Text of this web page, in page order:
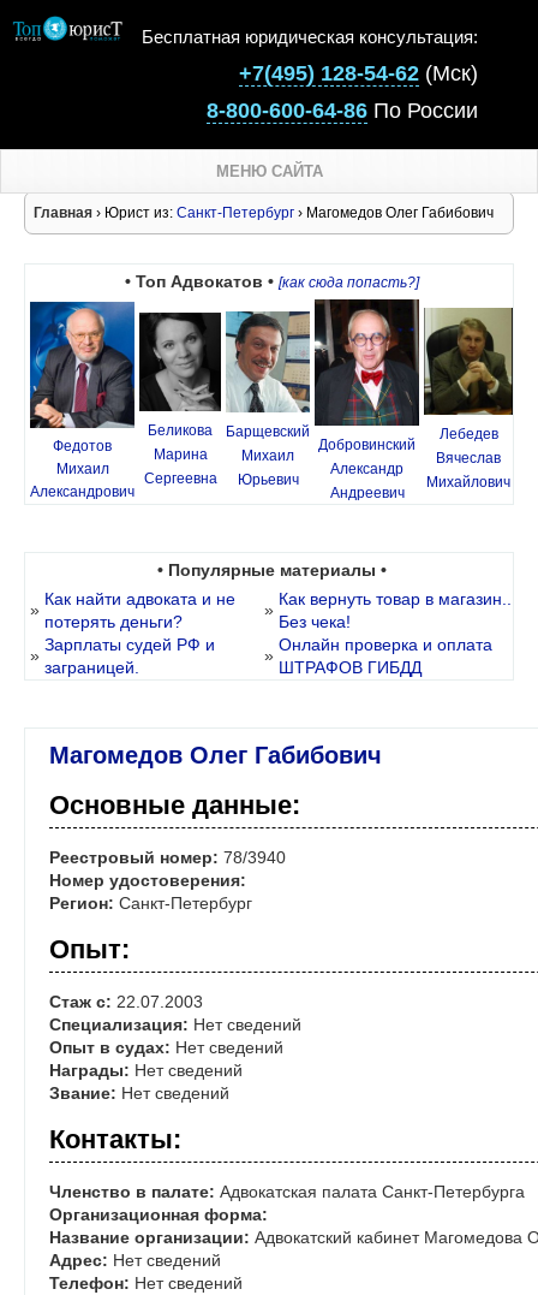
Бесплатная юридическая консультация:
+7(495) 128-54-62 (Мск)
8-800-600-64-86 По России
МЕНЮ САЙТА
Главная › Юрист из: Санкт-Петербург › Магомедов Олег Габибович
• Топ Адвокатов • [как сюда попасть?]
Федотов
Михаил
Александрович
Беликова
Марина
Сергеевна
Барщевский
Михаил
Юрьевич
Добровинский
Александр
Андреевич
Лебедев
Вячеслав
Михайлович
• Популярные материалы •
»
Как найти адвоката и не
потерять деньги?
»
Как вернуть товар в магазин..
Без чека!
»
Зарплаты судей РФ и
заграницей.
»
Онлайн проверка и оплата
ШТРАФОВ ГИБДД
Магомедов Олег Габибович
Основные данные:
Реестровый номер: 78/3940
Номер удостоверения:
Регион: Санкт-Петербург
Опыт:
Стаж с: 22.07.2003
Специализация: Нет сведений
Опыт в судах: Нет сведений
Награды: Нет сведений
Звание: Нет сведений
Контакты:
Членство в палате: Адвокатская палата Санкт-Петербурга
Организационная форма:
Название организации: Адвокатский кабинет Магомедова
Адрес: Нет сведений
Телефон: Нет сведений